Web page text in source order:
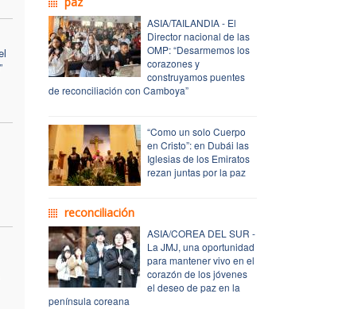
ASIA/TAILANDIA - El
Director nacional de las
OMP: “Desarmemos los
corazones y
construyamos puentes
de reconciliación con Camboya”
“Como un solo Cuerpo
en Cristo”: en Dubái las
Iglesias de los Emiratos
rezan juntas por la paz
reconciliación
ASIA/COREA DEL SUR -
La JMJ, una oportunidad
para mantener vivo en el
corazón de los jóvenes
el deseo de paz en la
península coreana